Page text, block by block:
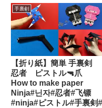
手裏剣
【折り紙】簡単 手裏剣
忍者 ピストル🔫爪
How to make paper
Ninja#닌자#忍者#飞镖
#ninja#ピストル#手裏剣#